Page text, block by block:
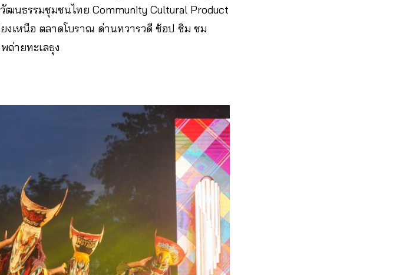
ฒนธรรมชุมชนไทย Community Cultural Product
งเหนือ ตลาดโบราณ ด่านทวารวดี ช้อป ชิม ชม
ถ่ายทะเลธุง